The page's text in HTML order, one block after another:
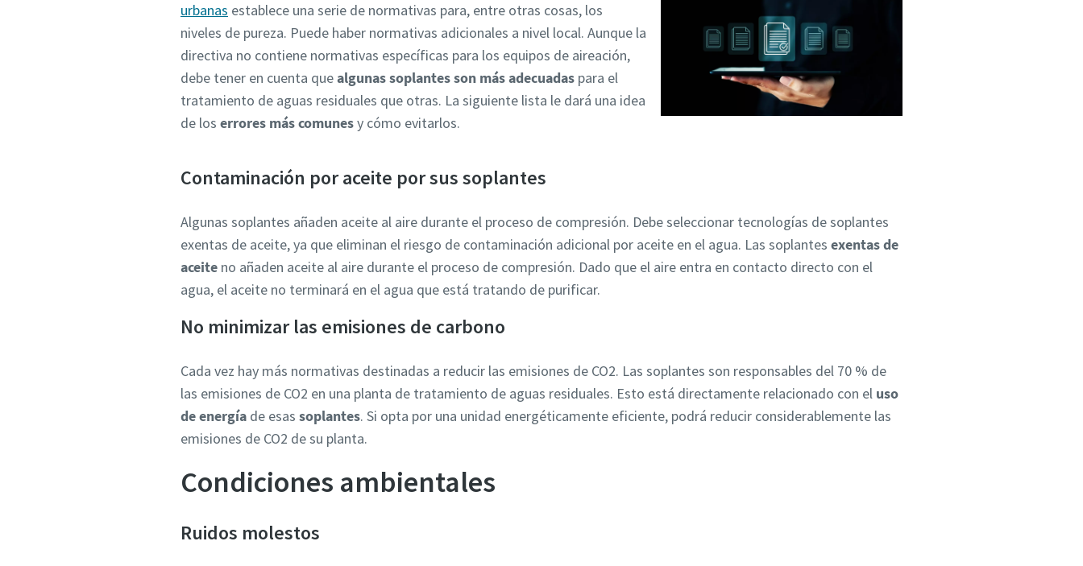
urbanas establece una serie de normativas para, entre otras cosas, los
niveles de pureza. Puede haber normativas adicionales a nivel local. Aunque la
directiva no contiene normativas específicas para los equipos de aireación,
debe tener en cuenta quealgunas soplantes son más adecuadas para el
tratamiento de aguas residuales que otras. La siguiente lista le dará una idea
de los errores más comunesy cómo evitarlos.
Contaminación por aceite por sus soplantes
Algunas soplantes añaden aceite al aire durante el proceso de compresión. Debe seleccionar tecnologías de soplantes
exentas de aceite, ya que eliminan el riesgo de contaminación adicional por aceite en el agua. Las soplantes exentas de
aceite no añaden aceite al aire durante el proceso de compresión. Dado que el aire entra en contacto directo con el
agua, el aceite no terminará en el agua que está tratando de purificar.
No minimizar las emisiones de carbono
Cada vez hay más normativas destinadas a reducir las emisiones de CO2. Las soplantes son responsables del 70 % de
las emisiones de CO2 en una planta de tratamiento de aguas residuales. Esto está directamente relacionado con el uso
de energía de esas soplantes. Si opta por una unidad energéticamente eficiente, podrá reducir considerablemente las
emisiones de CO2 de su planta.
Condiciones ambientales
Ruidos molestos